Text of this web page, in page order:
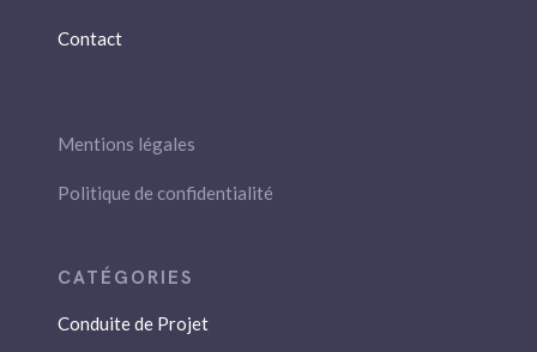
Contact
Mentions légales
Politique de confidentialité
Conduite de Projet